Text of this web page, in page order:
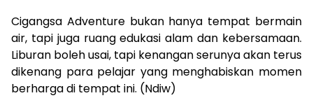
Cigangsa Adventure bukan hanya tempat bermain
air, tapi juga ruang edukasi alam dan kebersamaan.
Liburan boleh usai, tapi kenangan serunya akan terus
dikenang para pelajar yang menghabiskan momen
berharga di tempat ini. (Ndiw)